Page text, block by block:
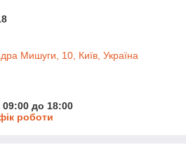
Мишуги, 10, Київ, Україна
до 18:00
роботи